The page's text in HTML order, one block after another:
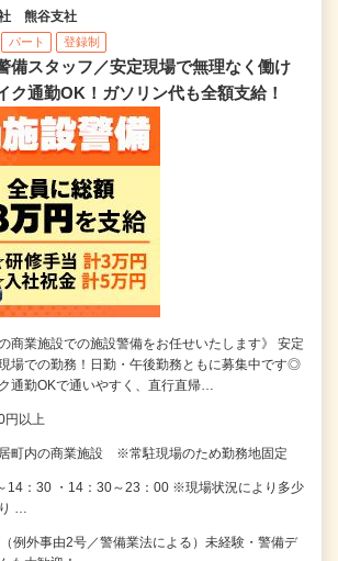
社 熊谷支社
パート 登録制
備スタッフ／安定現場で無理なく働け
ク通勤OK！ガソリン代も全額支給！
の商業施設での施設警備をお任せいたします》 安定
場での勤務！日勤・午後勤務ともに募集中です◎
通勤OKで通いやすく、直行直帰…
円以上
町内の商業施設 ※常駐現場のため勤務地固定
14：30 ・14：30～23：00 ※現場状況により多少
…
例外事由2号／警備業法による）未経験・警備デ